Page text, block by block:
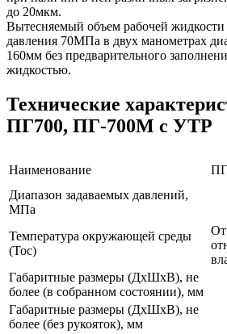
до 20мкм.
Вытесняемый объем рабочей жидкости
давления 70МПа в двух манометрах
160мм без предварительного
жидкостью.
Технические
ПГ700, ПГ-700М с УТР
Наименование
Диапазон задаваемых давлений,
МПа
Температура окружающей среды
(Тос)
От
Габаритные размеры (ДхШхВ), не
более (в собранном состоянии), мм
Габаритные размеры (ДхШхВ), не
более (без рукояток), мм